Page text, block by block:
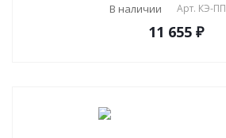
В наличии Арт. КЭ-
11 655 ₽